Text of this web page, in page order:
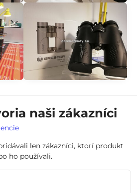
naši zákazníci
len zákazníci, ktorí produkt
ho používali.